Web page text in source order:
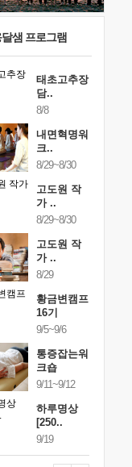
이란
다'는 것
귀를 열고 마음을 내어주고
샘 프로그램
태초고추장
담..
8/8
내면혁명워
크..
8/29~8/30
고도원 작
가 ..
8/29~8/30
고도원 작
가 ..
8/29
황금변캠프
16기
9/5~9/6
통증잡는워
크숍
9/11~9/12
하루명상
[250..
9/19